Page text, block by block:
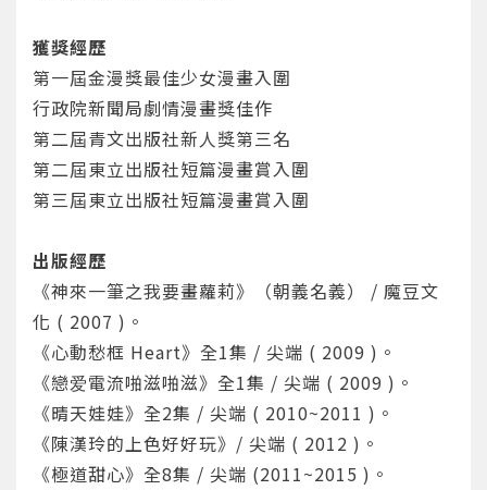
獲獎經歷
第一屆金漫獎最佳少女漫畫入圍
行政院新聞局劇情漫畫獎佳作
第二屆青文出版社新人獎第三名
第二屆東立出版社短篇漫畫賞入圍
第三屆東立出版社短篇漫畫賞入圍
出版經歷
《神來一筆之我要畫蘿莉》（朝義名義） / 魔豆文
化 ( 2007 )。
《心動愁框 Heart》全1集 / 尖端 ( 2009 )。
《戀爱電流啪滋啪滋》全1集 / 尖端 ( 2009 )。
《晴天娃娃》全2集 / 尖端 ( 2010~2011 )。
《陳漢玲的上色好好玩》/ 尖端 ( 2012 )。
《極道甜心》全8集 / 尖端 (2011~2015 )。